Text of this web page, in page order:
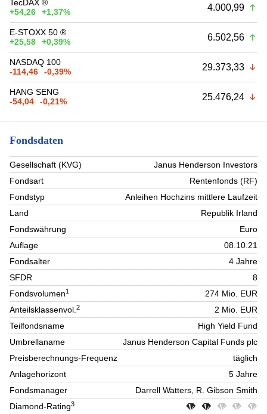
TecDAX ®
+54,26
+1,37% 4.000,99
E-STOXX 50 ®
+25,58
+0,39% 6.502,56
NASDAQ 100
-114,46
-0,39% 29.373,33
HANG SENG
-54,04
-0,21% 25.476,24
Fondsdaten
Gesellschaft (KVG)
Janus Henderson Investors
Fondsart
Rentenfonds (RF)
Fondstyp
Anleihen Hochzins mittlere Laufzeit
Land
Republik Irland
Fondswährung
Euro
Auflage
08.10.21
Fondsalter
4 Jahre
SFDR
8
Fondsvolumen1
274 Mio. EUR
Anteilsklassenvol.2
2 Mio. EUR
Teilfondsname
High Yield Fund
Umbrellaname
Janus Henderson Capital Funds plc
Preisberechnungs-Frequenz
täglich
Anlagehorizont
5 Jahre
Fondsmanager
Darrell Watters, R. Gibson Smith
Diamond-Rating3